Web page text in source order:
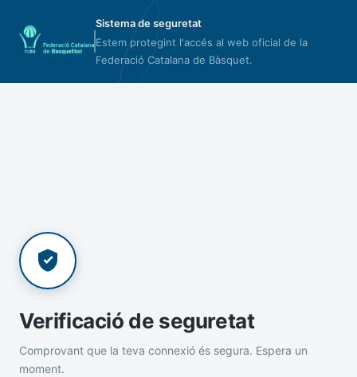
Sistema de seguretat
Estem protegint l'accés al web oficial de la
Federació Catalana de Bàsquet.
Verificació de seguretat
Comprovant que la teva connexió és segura. Espera un
moment.